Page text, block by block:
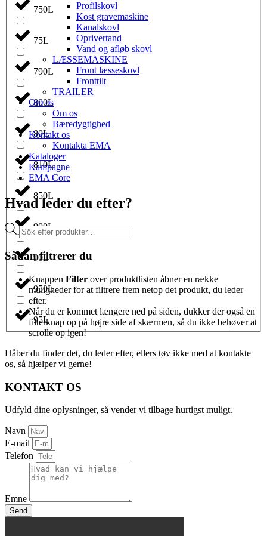
750L
75L
790L
800L
80L
810L
850L
900L
90L
950L
95L
Profilskovl
Kost gravemaskine
Kanalskovl
Oprivertand
Vand og afløb skovl
LÆSSEMASKINE
Front læsseskovl
Fronttilt
TRAILER
Om os
Om os
Bæredygtighed
Kontakt os
Kontakta EMA
Kataloger
Kampagne
EMA Core
Hvad leder du efter?
Products
search
Sådan filtrerer du
Knappen Filter over produktlisten åbner en række
muligheder for at filtrere frem netop det produkt, du leder
efter.
Når du er kommet længere ned på siden, dukker der også en
filterknap op på højre side af skærmen, så du ikke behøver at
scrolle op igen!
Håber du finder det, du leder efter, ellers tøv ikke med at kontakte
os, så hjælper vi gerne!
KONTAKT OS
Udfyld dine oplysninger, så vender vi tilbage hurtigst muligt.
Navn
E-mail
Telefon
Emne
Send